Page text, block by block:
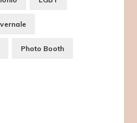
Photo Booth